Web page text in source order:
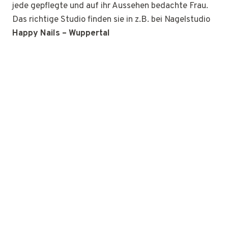
jede gepflegte und auf ihr Aussehen bedachte Frau.
Das richtige Studio finden sie in z.B. bei Nagelstudio
Happy Nails – Wuppertal